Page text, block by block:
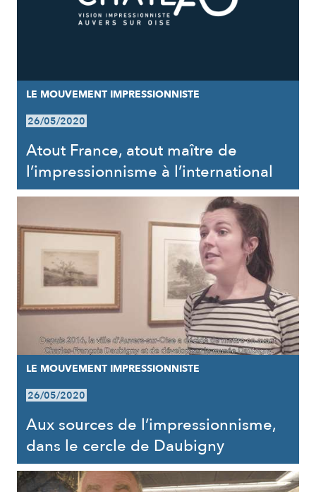
LE MOUVEMENT IMPRESSIONNISTE
26/05/2020
Atout France, atout maître de
l’impressionnisme à l’international
LE MOUVEMENT IMPRESSIONNISTE
26/05/2020
Aux sources de l’impressionnisme,
dans le cercle de Daubigny